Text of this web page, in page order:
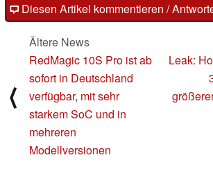
Diesen Artikel kommentieren /
⟨
Ältere News
RedMagic 10S Pro ist ab
sofort in Deutschland
verfügbar, mit sehr
starkem SoC und in
mehreren
Modellversionen
Leak: